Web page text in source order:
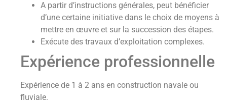
A partir d’instructions générales, peut bénéficier
d’une certaine initiative dans le choix de moyens à
mettre en œuvre et sur la succession des étapes.
Exécute des travaux d’exploitation complexes.
Expérience professionnelle
Expérience de 1 à 2 ans en construction navale ou
fluviale.